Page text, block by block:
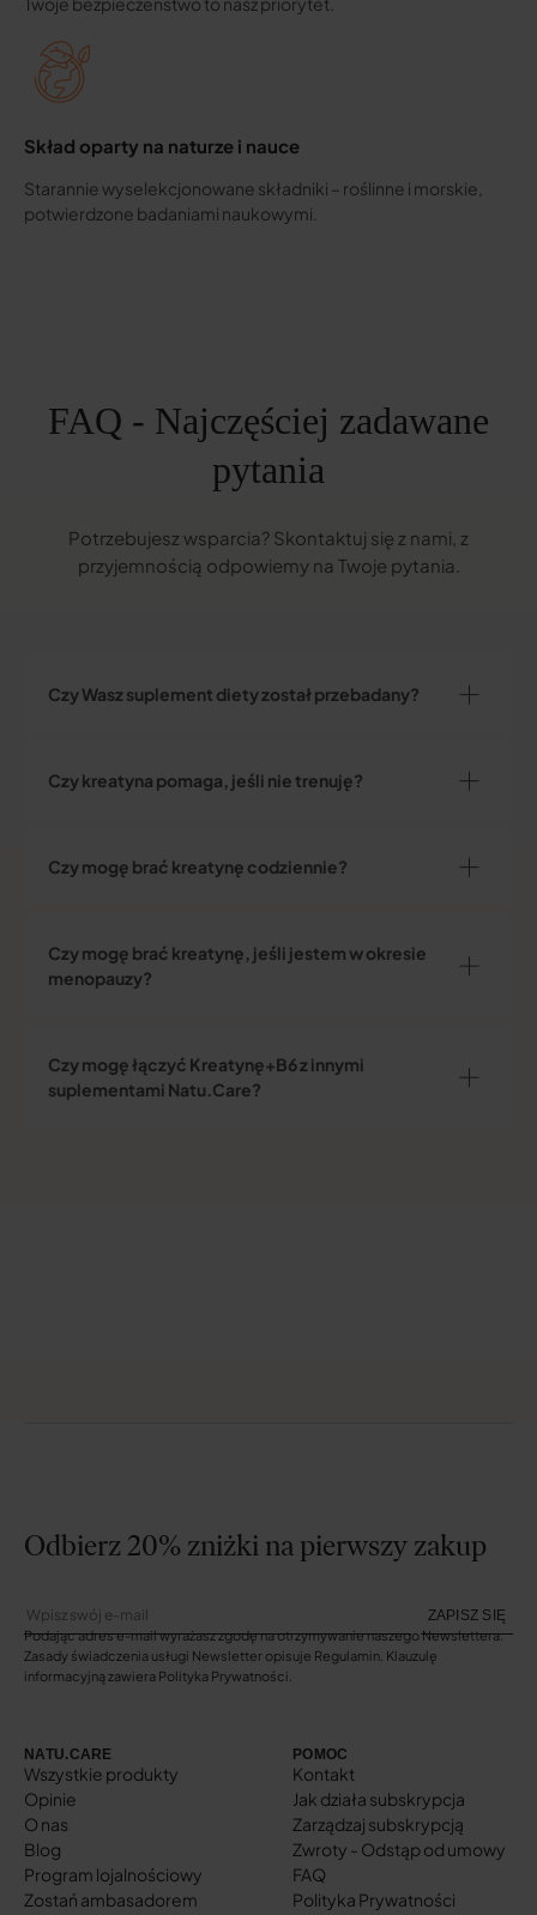
Skład oparty na naturze i nauce
Starannie wyselekcjonowane składniki – roślinne i morskie,
potwierdzone badaniami naukowymi.
FAQ - Najczęściej zadawane
pytania
Potrzebujesz wsparcia? Skontaktuj się z nami, z
przyjemnością odpowiemy na Twoje pytania.
Czy Wasz suplement diety został przebadany?
Czy kreatyna pomaga, jeśli nie trenuję?
Czy mogę brać kreatynę codziennie?
Czy mogę brać kreatynę, jeśli jestem w okresie
menopauzy?
Czy mogę łączyć Kreatynę+B6 z innymi
suplementami Natu.Care?
NATU.CARE
Wszystkie produkty
Opinie
O nas
Blog
Program lojalnościowy
Zostań ambasadorem
POMOC
Kontakt
Jak działa subskrypcja
Zarządzaj subskrypcją
Zwroty - Odstąp od umowy
FAQ
Polityka Prywatności
Odbierz 20% zniżki na pierwszy zakup
ZAPISZ SIĘ
Podając adres e-mail wyrażasz zgodę na otrzymywanie naszego Newslettera.
Zasady świadczenia usługi Newsletter opisuje Regulamin. Klauzulę
informacyjną zawiera Polityka Prywatności.